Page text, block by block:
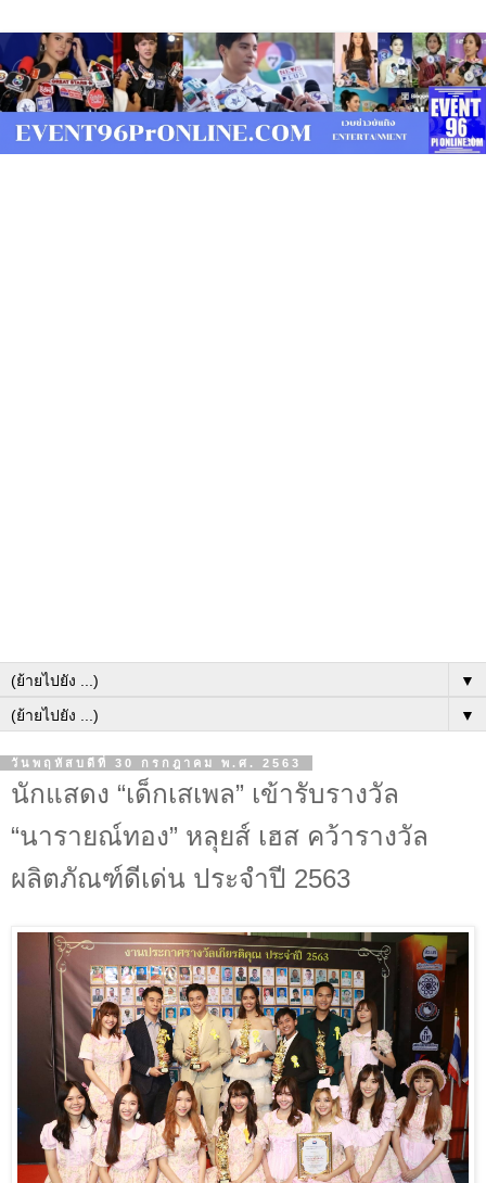
▼
▼
วันพฤหัสบดีที่ 30 กรกฎาคม พ.ศ. 2563
นักแสดง “เด็กเสเพล” เข้ารับรางวัล
“นารายณ์ทอง” หลุยส์ เฮส คว้ารางวัล
ผลิตภัณฑ์ดีเด่น ประจำปี 2563